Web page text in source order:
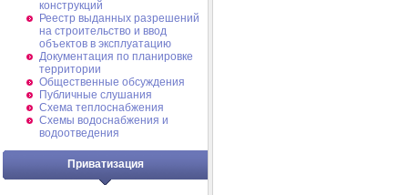
конструкций
Реестр выданных разрешений
на строительство и ввод
объектов в эксплуатацию
Документация по планировке
территории
Общественные обсуждения
Публичные слушания
Схема теплоснабжения
Схемы водоснабжения и
водоотведения
Приватизация